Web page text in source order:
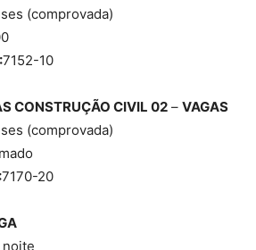
(comprovada)
7152-10
CONSTRUÇÃO CIVIL 02 – VAGAS
(comprovada)
7170-20
noite